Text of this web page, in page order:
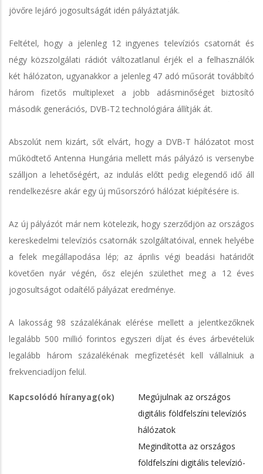
jövőre lejáró jogosultságát idén pályáztatják.
Feltétel, hogy a jelenleg 12 ingyenes televíziós csatornát és
négy közszolgálati rádiót változatlanul érjék el a felhasználók
két hálózaton, ugyanakkor a jelenleg 47 adó műsorát továbbító
három fizetős multiplexet a jobb adásminőséget biztosító
második generációs, DVB-T2 technológiára állítják át.
Abszolút nem kizárt, sőt elvárt, hogy a DVB-T hálózatot most
működtető Antenna Hungária mellett más pályázó is versenybe
szálljon a lehetőségért, az indulás előtt pedig elegendő idő áll
rendelkezésre akár egy új műsorszóró hálózat kiépítésére is.
Az új pályázót már nem kötelezik, hogy szerződjön az országos
kereskedelmi televíziós csatornák szolgáltatóival, ennek helyébe
a felek megállapodása lép; az április végi beadási határidőt
követően nyár végén, ősz elején születhet meg a 12 éves
jogosultságot odaítélő pályázat eredménye.
A lakosság 98 százalékának elérése mellett a jelentkezőknek
legalább 500 millió forintos egyszeri díjat és éves árbevételük
legalább három százalékénak megfizetését kell vállalniuk a
frekvenciadíjon felül.
Kapcsolódó híranyag(ok)
Megújulnak az országos
digitális földfelszíni televíziós
hálózatok
Megindította az országos
földfelszíni digitális televízió-